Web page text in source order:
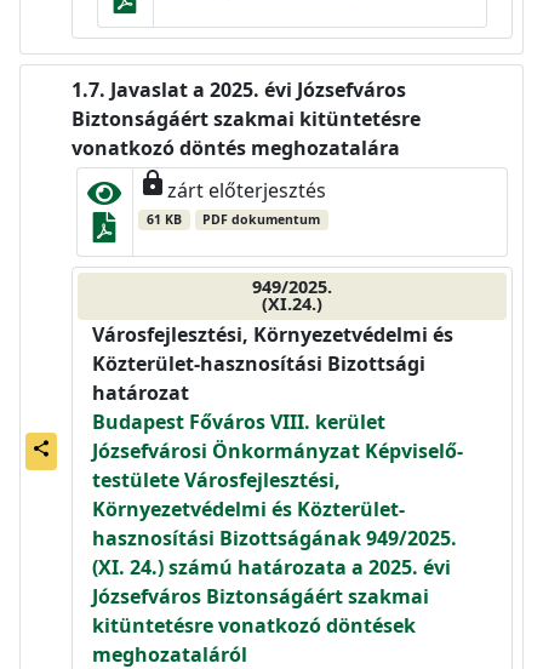
share
Javaslat a 2025. évi Józsefváros
Biztonságáért szakmai kitüntetésre
vonatkozó döntés meghozatalára
lockzárt előterjesztés
61 KB PDF dokumentum
949/2025.
(XI.24.)
Városfejlesztési, Környezetvédelmi és
Közterület-hasznosítási Bizottsági
határozat
Budapest Főváros VIII. kerület
Józsefvárosi Önkormányzat Képviselő-
testülete Városfejlesztési,
Környezetvédelmi és Közterület-
hasznosítási Bizottságának 949/2025.
(XI. 24.) számú határozata a 2025. évi
Józsefváros Biztonságáért szakmai
kitüntetésre vonatkozó döntések
meghozataláról